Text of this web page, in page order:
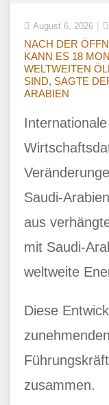
August 6, 2026
NACH DER
KANN ES 18
WELTWEITEN
SIND, SAGTE
ARABIEN
Saudi-
aus
mit Saudi-
weltweite
Diese
zusammen.